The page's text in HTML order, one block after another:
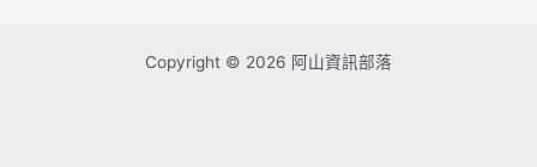
Copyright © 2026 阿山資訊部落